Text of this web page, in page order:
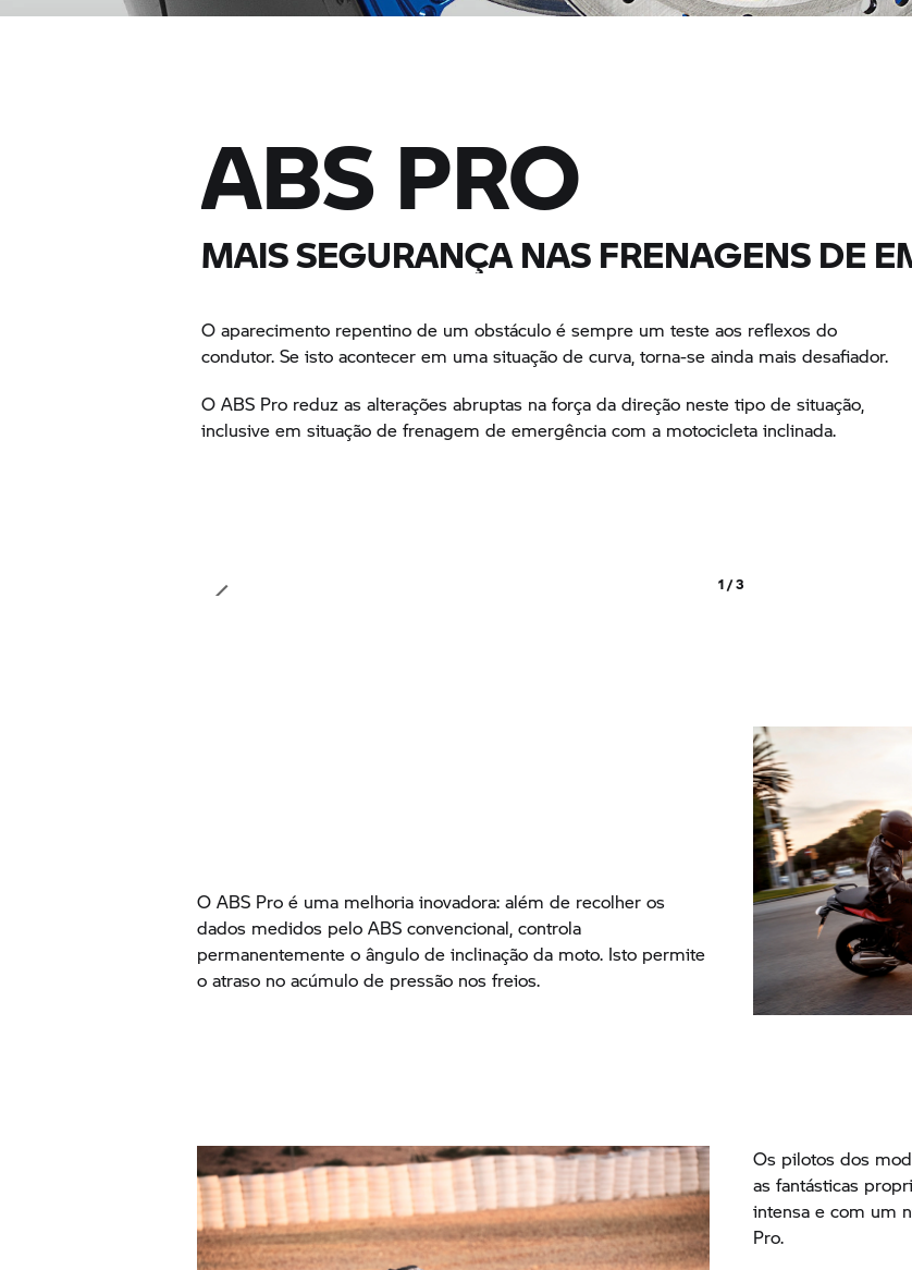
ABS PRO
MAIS SEGURANÇA NAS FRENAGENS DE
O aparecimento repentino de um obstáculo é sempre um teste aos reflexos do
condutor. Se isto acontecer em uma situação de curva, torna-se ainda mais desafiador.
O ABS Pro reduz as alterações abruptas na força da direção neste tipo de situação,
inclusive em situação de frenagem de emergência com a motocicleta inclinada.
1 / 3
O ABS Pro é uma melhoria inovadora: além de recolher os
dados medidos pelo ABS convencional, controla
permanentemente o ângulo de inclinação da moto. Isto permite
o atraso no acúmulo de pressão nos freios.
Os pilotos dos
as fantásticas
intensa e com um
Pro.